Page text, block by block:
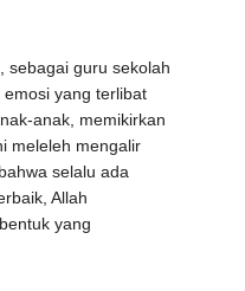
sebagai guru sekolah
yang terlibat
anak, memikirkan
meleleh mengalir
selalu ada
Allah
yang